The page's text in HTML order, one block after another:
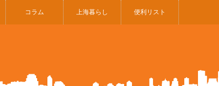
コラム 上海暮らし 便利リスト